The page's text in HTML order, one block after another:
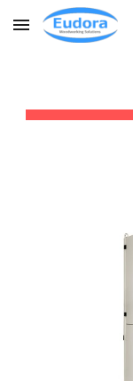
Skip to main content